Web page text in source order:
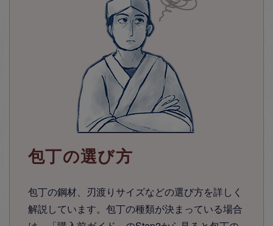
包丁の選び方
包丁の鋼材、刃渡りサイズなどの選び方を詳しく
解説しています。包丁の種類が決まっている場合